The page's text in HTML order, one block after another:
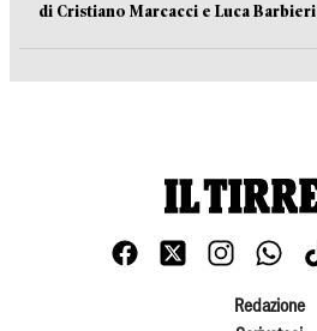
di Cristiano Marcacci e Luca Barbieri
Redazione